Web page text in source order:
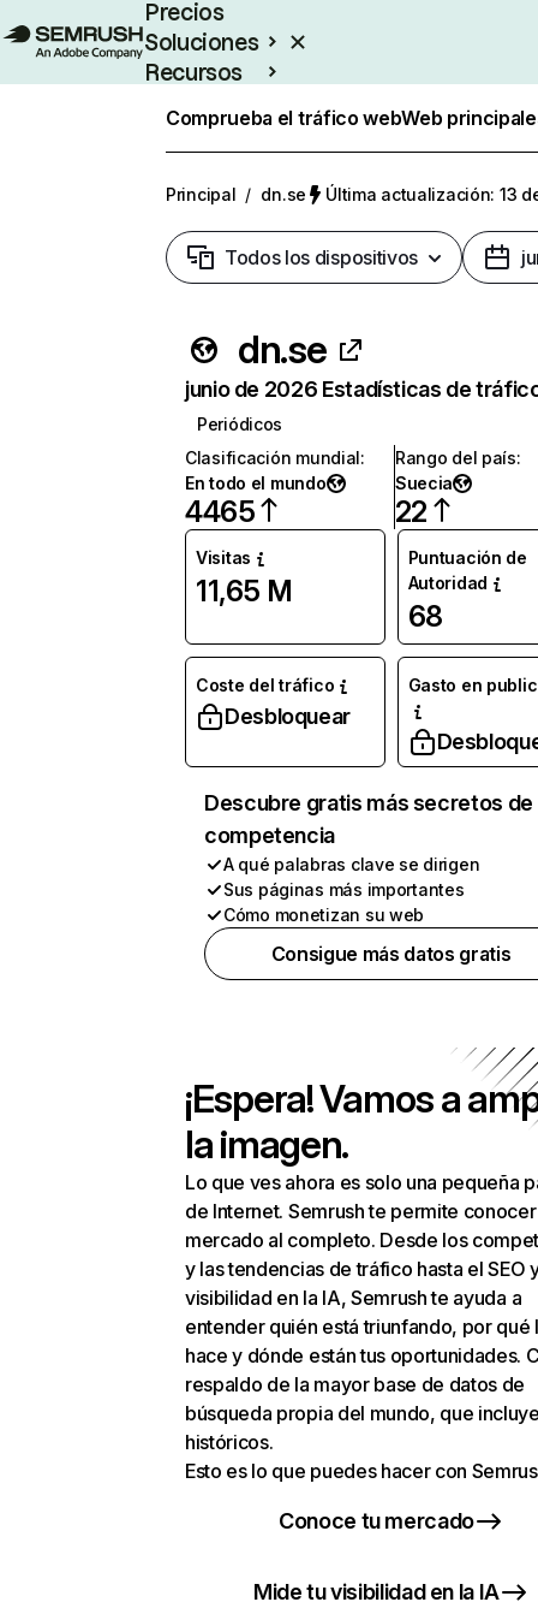
Precios
Soluciones
Recursos
Comprueba el tráfico webWeb
Principal / dn.se Última actualización: 13
Todos los dispositivos
dn.se
junio de 2026 Estadísticas de
Periódicos
Clasificación mundial:
En todo el mundo
4465
Rango del país:
Suecia
22
Visitas
11,65 M
Puntuación de
Autoridad
68
Coste del tráfico
Desbloquear
Gasto en
Descubre gratis más secretos de
competencia
A qué palabras clave se dirigen
Sus páginas más importantes
Cómo monetizan su web
Consigue más datos gratis
¡Espera! Vamos a
la imagen.
Lo que ves ahora es solo una pequeña
de Internet. Semrush te permite
mercado al completo. Desde los
y las tendencias de tráfico hasta el SEO
visibilidad en la IA, Semrush te ayuda a
entender quién está triunfando, por qué
hace y dónde están tus oportunidades.
respaldo de la mayor base de datos de
búsqueda propia del mundo, que
históricos.
Esto es lo que puedes hacer con
Conoce tu mercado
Mide tu visibilidad en la IA